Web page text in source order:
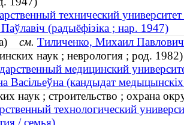
технический
(радыёфізіка ; нар. 1947)
см. Тиличенко, Михаил
наук ; неврология ; род. 1982)
медицинский
Васільеўна (кандыдат
наук ; строительство ; охрана
технологический